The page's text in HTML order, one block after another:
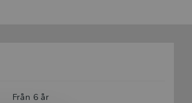
Från 6 år